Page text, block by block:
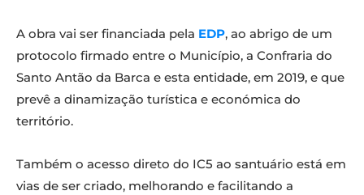
A obra vai ser financiada pela EDP, ao abrigo de um
protocolo firmado entre o Município, a Confraria do
Santo Antão da Barca e esta entidade, em 2019, e que
prevê a dinamização turística e económica do
território.
Também o acesso direto do IC5 ao santuário está em
vias de ser criado, melhorando e facilitando a